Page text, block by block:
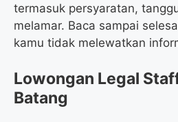
termasuk persyaratan,
melamar. Baca sampai
kamu tidak melewatkan
Lowongan Legal
Batang